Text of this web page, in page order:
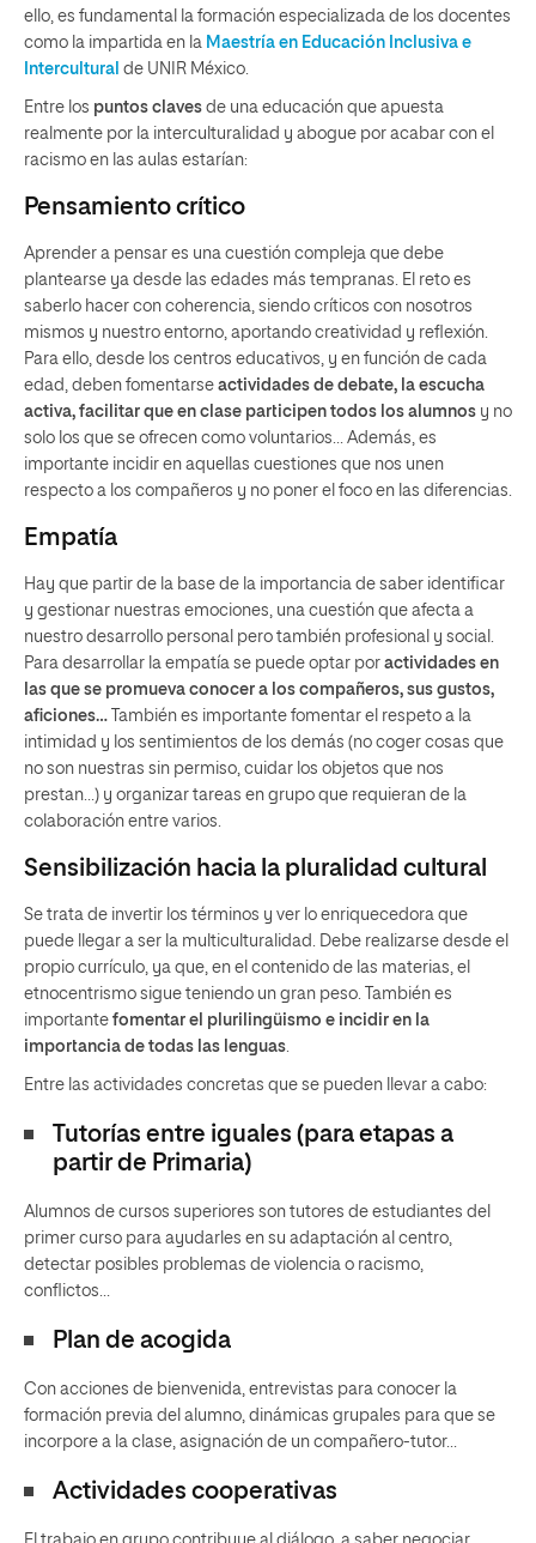
ello, es fundamental la formación especializada de los docentes
como la impartida en la Maestría en Educación Inclusiva e
Intercultural de UNIR México.
Entre los puntos claves de una educación que apuesta
realmente por la interculturalidad y abogue por acabar con el
racismo en las aulas estarían:
Pensamiento crítico
Aprender a pensar es una cuestión compleja que debe
plantearse ya desde las edades más tempranas. El reto es
saberlo hacer con coherencia, siendo críticos con nosotros
mismos y nuestro entorno, aportando creatividad y reflexión.
Para ello, desde los centros educativos, y en función de cada
edad, deben fomentarse actividades de debate, la escucha
activa, facilitar que en clase participen todos los alumnos y no
solo los que se ofrecen como voluntarios… Además, es
importante incidir en aquellas cuestiones que nos unen
respecto a los compañeros y no poner el foco en las diferencias.
Empatía
Hay que partir de la base de la importancia de saber identificar
y gestionar nuestras emociones, una cuestión que afecta a
nuestro desarrollo personal pero también profesional y social.
Para desarrollar la empatía se puede optar por actividades en
las que se promueva conocer a los compañeros, sus gustos,
aficiones…
También es importante fomentar el respeto a la
intimidad y los sentimientos de los demás (no coger cosas que
no son nuestras sin permiso, cuidar los objetos que nos
prestan…) y organizar tareas en grupo que requieran de la
colaboración entre varios.
Sensibilización hacia la pluralidad cultural
Se trata de invertir los términos y ver lo enriquecedora que
puede llegar a ser la multiculturalidad. Debe realizarse desde el
propio currículo, ya que, en el contenido de las materias, el
etnocentrismo sigue teniendo un gran peso. También es
importante fomentar el plurilingüismo e incidir en la
importancia de todas las lenguas
Entre las actividades concretas que se pueden llevar a cabo:
Tutorías entre iguales (para etapas a
partir de Primaria)
Alumnos de cursos superiores son tutores de estudiantes del
primer curso para ayudarles en su adaptación al centro,
detectar posibles problemas de violencia o racismo,
conflictos…
Plan de acogida
Con acciones de bienvenida, entrevistas para conocer la
formación previa del alumno, dinámicas grupales para que se
incorpore a la clase, asignación de un compañero-tutor…
Actividades cooperativas